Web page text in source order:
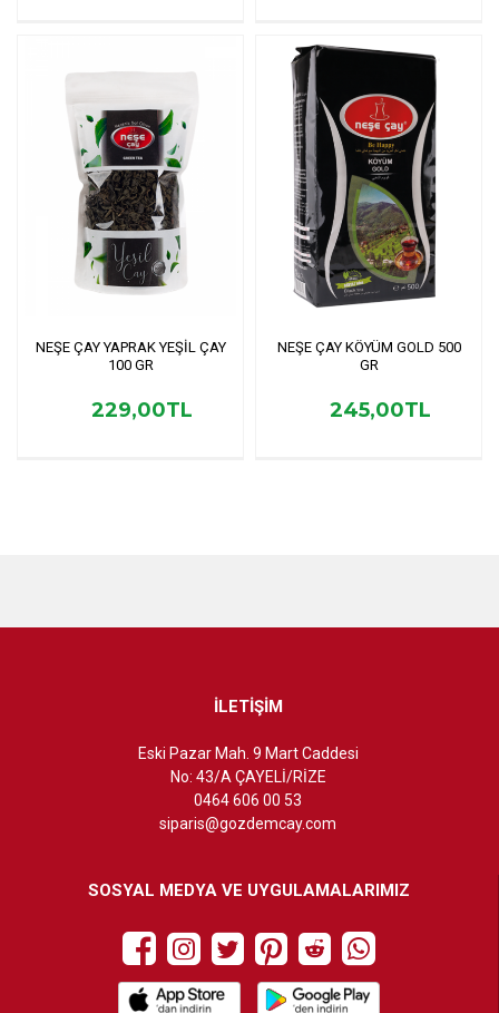
NEŞE ÇAY YAPRAK YEŞİL ÇAY
100 GR
229,00TL
NEŞE ÇAY KÖYÜM GOLD 500
GR
245,00TL
İLETİŞİM
Eski Pazar Mah. 9 Mart Caddesi
No: 43/A ÇAYELİ/RİZE
0464 606 00 53
siparis@gozdemcay.com
SOSYAL MEDYA VE UYGULAMALARIMIZ